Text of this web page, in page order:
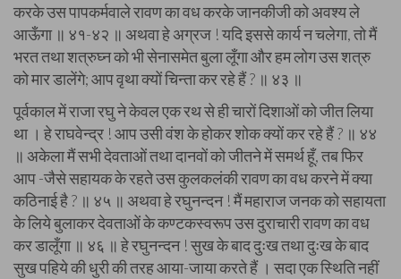
करके उस पापकर्मवाले रावण का वध करके जानकीजी को अवश्य ले
आऊँगा ॥ ४१-४२ ॥ अथवा हे अग्रज ! यदि इससे कार्य न चलेगा, तो मैं
भरत तथा शत्रुघ्न को भी सेनासमेत बुला लूँगा और हम लोग उस शत्रु
को मार डालेंगे; आप वृथा क्यों चिन्ता कर रहे हैं ? ॥ ४३ ॥
पूर्वकाल में राजा रघु ने केवल एक रथ से ही चारों दिशाओं को जीत लिया
था । हे राघवेन्द्र ! आप उसी वंश के होकर शोक क्यों कर रहे हैं ? ॥ ४४
॥ अकेला मैं सभी देवताओं तथा दानवों को जीतने में समर्थ हूँ, तब फिर
आप -जैसे सहायक के रहते उस कुलकलंकी रावण का वध करने में क्या
कठिनाई है ? ॥ ४५ ॥ अथवा हे रघुनन्दन ! मैं महाराज जनक को सहायता
के लिये बुलाकर देवताओं के कण्टकस्वरूप उस दुराचारी रावण का वध
कर डालूँगा ॥ ४६ ॥ हे रघुनन्दन ! सुख के बाद दुःख तथा दुःख के बाद
सुख पहिये की धुरी की तरह आया-जाया करते हैं । सदा एक स्थिति नहीं